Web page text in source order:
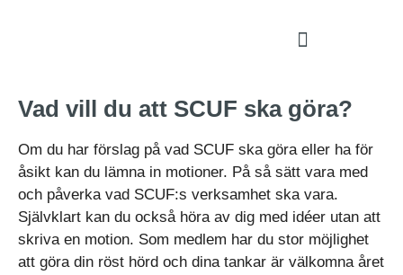
Vad vill du att SCUF ska göra?
Om du har förslag på vad SCUF ska göra eller ha för
åsikt kan du lämna in motioner. På så sätt vara med
och påverka vad SCUF:s verksamhet ska vara.
Självklart kan du också höra av dig med idéer utan att
skriva en motion. Som medlem har du stor möjlighet
att göra din röst hörd och dina tankar är välkomna året